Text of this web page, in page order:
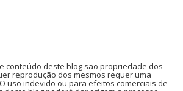
conteúdo deste blog são propriedade dos
reprodução dos mesmos requer uma
uso indevido ou para efeitos comerciais de